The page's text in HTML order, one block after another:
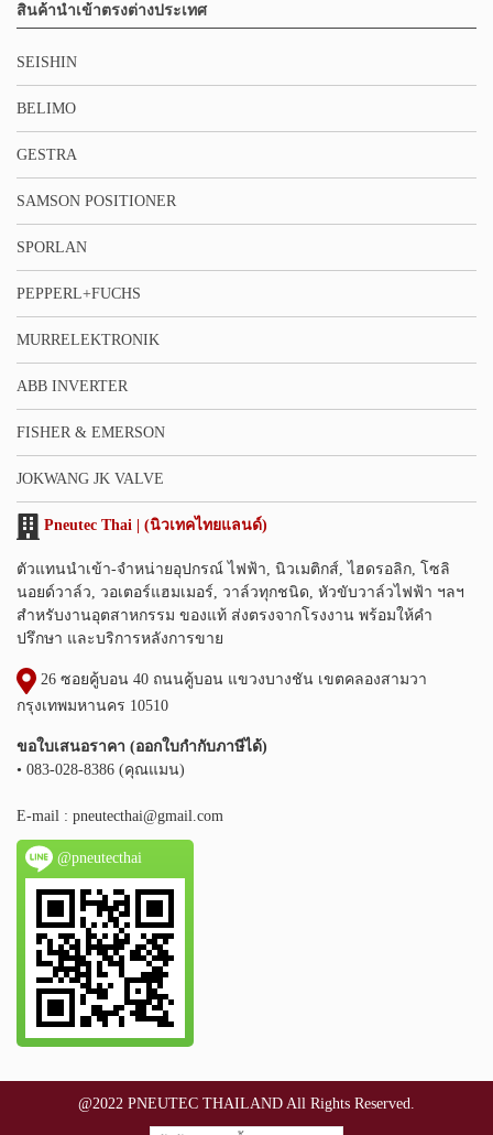
สินค้านำเข้าตรงต่างประเทศ
SEISHIN
BELIMO
GESTRA
SAMSON POSITIONER
SPORLAN
PEPPERL+FUCHS
MURRELEKTRONIK
ABB INVERTER
FISHER & EMERSON
JOKWANG JK VALVE
Pneutec Thai | (นิวเทคไทยแลนด์)
ตัวแทนนำเข้า-จำหน่ายอุปกรณ์ ไฟฟ้า, นิวเมติกส์, ไฮดรอลิก, โซลิ
นอยด์วาล์ว, วอเตอร์แฮมเมอร์, วาล์วทุกชนิด, หัวขับวาล์วไฟฟ้า ฯลฯ
สำหรับงานอุตสาหกรรม ของแท้ ส่งตรงจากโรงงาน พร้อมให้คำ
ปรึกษา และบริการหลังการขาย
26 ซอยคู้บอน 40 ถนนคู้บอน แขวงบางชัน เขตคลองสามวา
กรุงเทพมหานคร 10510
ขอใบเสนอราคา (ออกใบกำกับภาษีได้)
• 083-028-8386 (คุณแมน)
E-mail : pneutecthai@gmail.com
@pneutecthai
@2022 PNEUTEC THAILAND All Rights Reserved.